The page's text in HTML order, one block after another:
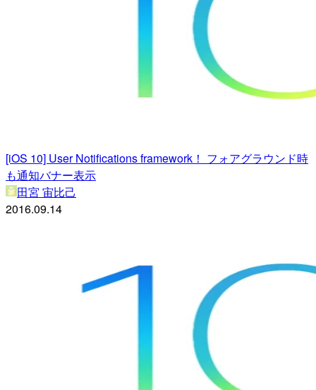
[iOS 10] User Notifications framework！ フォアグラウンド時
も通知バナー表示
田宮 宙比己
2016.09.14